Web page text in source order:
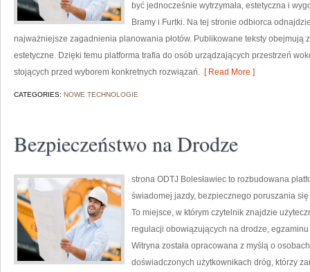
być jednocześnie wytrzymała, estetyczna i
Bramy i Furtki. Na tej stronie odbiorca
najważniejsze zagadnienia planowania płotów. Publikowane teksty obejmują
estetyczne. Dzięki temu platforma trafia do osób urządzających przestrzeń
stojących przed wyborem konkretnych rozwiązań. [ Read More ]
CATEGORIES: NOWE TECHNOLOGIE
Bezpieczeństwo na Drodze
strona ODTJ Bolesławiec to rozbudowana
świadomej jazdy, bezpiecznego poruszania
To miejsce, w którym czytelnik znajdzie
regulacji obowiązujących na drodze,
Witryna została opracowana z myślą o
doświadczonych użytkownikach dróg, którzy